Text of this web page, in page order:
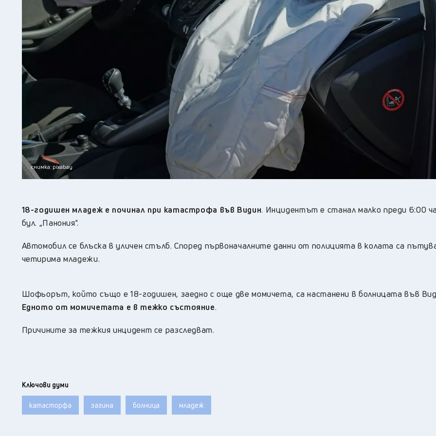
Перник, °C
Плевен 32 °C
Пловдив, 29 °C
Разград , 26°C
Русе 31
Силистра
Сливен , 25
22 °C
°C
Стара Загора 29 °C
Търговище , 28
Хасково , 32 °C
Шумен, 27°C
Ямбол, 27°C
снимка: pixabay
18-годишен младеж е починал при катастрофа във Видин. Инцидентът е станал малко преди 6:00
бул. „Панония".
Автомобил се блъска в уличен стълб. Според първоначалните данни от полицията в колата са
четирима младежи.
Шофьорът, който също е 18-годишен, заедно с още две момичета, са настанени в болницата във
Едното от момичетата е в тежко състояние.
Причините за тежкия инцидент се разследват.
Ключови думи
катасторфа загина болница младеж